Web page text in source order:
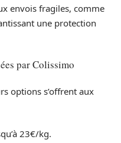
envois fragiles, comme
une protection
par Colissimo
options s’offrent aux
23€/kg.